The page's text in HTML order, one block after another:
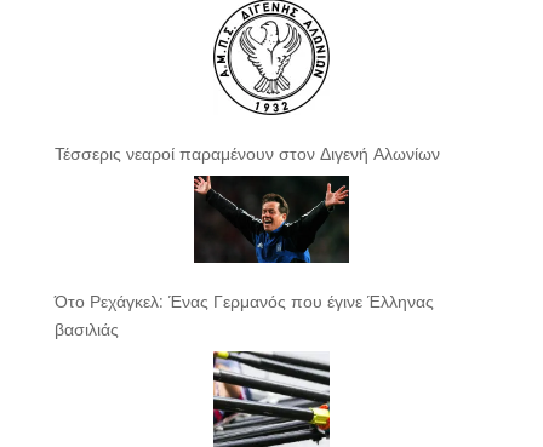
Τέσσερις νεαροί παραμένουν στον Διγενή Αλωνίων
Ότο Ρεχάγκελ: Ένας Γερμανός που έγινε Έλληνας
βασιλιάς